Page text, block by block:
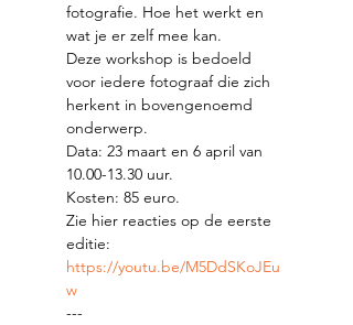
fotografie. Hoe het werkt en
wat je er zelf mee kan.
Deze workshop is bedoeld
voor iedere fotograaf die zich
herkent in bovengenoemd
onderwerp.
Data: 23 maart en 6 april van
10.00-13.30 uur.
Kosten: 85 euro.
Zie hier reacties op de eerste
editie:
https://youtu.be/M5DdSKoJEu
w
---